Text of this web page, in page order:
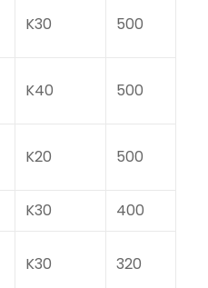
K30 500
K40 500
K20 500
K30 400
K30 320